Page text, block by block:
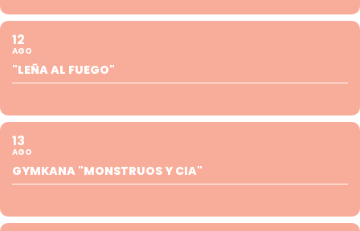
12
AGO
"LEÑA AL FUEGO"
13
AGO
GYMKANA "MONSTRUOS Y CIA"